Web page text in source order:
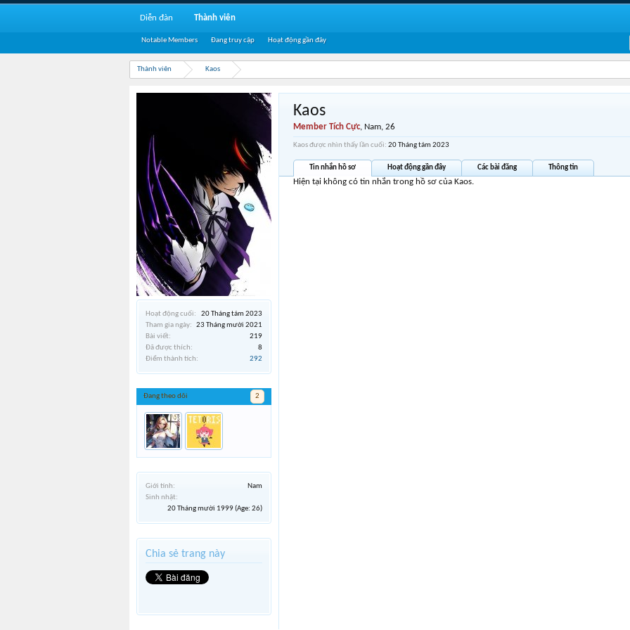
Thành viên Kaos
Hoạt động cuối:
20 Tháng tám 2023
Tham gia ngày:
23 Tháng mười 2021
Bài viết:
219
Đã được thích:
8
Điểm thành tích:
292
Đang theo dõi 2
Giới tính:
Nam
Sinh nhật:
20 Tháng mười 1999(Age: 26)
Chia sẻ trang này
Kaos
Member Tích Cực, Nam, 26
Kaos được nhìn thấy lần cuối: 20 Tháng tám 2023
Tin nhắn hồ sơ Hoạt động gần đây Các bài đăng Thông tin
Hiện tại không có tin nhắn trong hồ sơ của Kaos.
Diễn đàn Thành viên
Notable Members Đang truy cập Hoạt động gần đây